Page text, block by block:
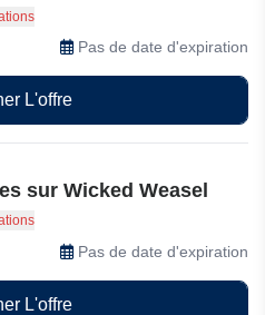
votre commande dans
la réception de Wicked
Pas de date d'expiration
L'offre
sur Wicked Weasel
Wicked Weasel. Visitez notre
Pas de date d'expiration
L'offre